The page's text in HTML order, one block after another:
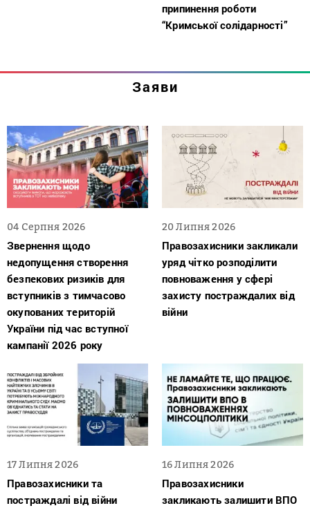
припинення роботи
“Кримської солідарності”
Заяви
04 Серпня 2026
Звернення щодо
недопущення створення
безпекових ризиків для
вступників з тимчасово
окупованих територій
України під час вступної
кампанії 2026 року
20 Липня 2026
Правозахисники закликали
уряд чітко розподілити
повноваження у сфері
захисту постраждалих від
війни
17 Липня 2026
Правозахисники та
постраждалі від війни
16 Липня 2026
Правозахисники
закликають залишити ВПО